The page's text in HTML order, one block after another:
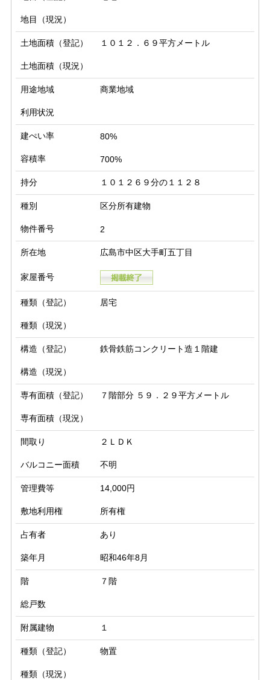
地目（現況）
土地面積（登記） １０１２．６９平方メートル
土地面積（現況）
用途地域 商業地域
利用状況
建ぺい率 80%
容積率 700%
持分 １０１２６９分の１１２８
種別 区分所有建物
物件番号 2
所在地 広島市中区大手町五丁目
家屋番号
種類（登記） 居宅
種類（現況）
構造（登記） 鉄骨鉄筋コンクリート造１階建
構造（現況）
専有面積（登記） ７階部分 ５９．２９平方メートル
専有面積（現況）
間取り ２ＬＤＫ
バルコニー面積 不明
管理費等 14,000円
敷地利用権 所有権
占有者 あり
築年月 昭和46年8月
階 ７階
総戸数
附属建物 １
種類（登記） 物置
種類（現況）